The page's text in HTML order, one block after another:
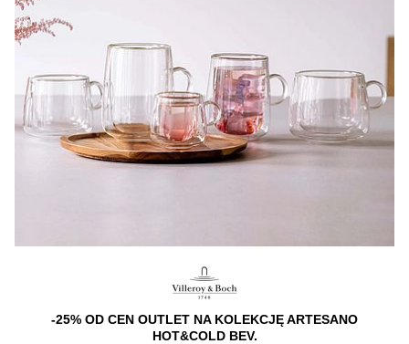
-25% OD CEN OUTLET NA KOLEKCJĘ ARTESANO
HOT&COLD BEV.